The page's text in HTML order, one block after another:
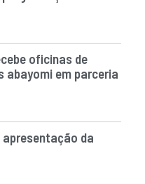
oficinas de
abayomi em parceria
apresentação da